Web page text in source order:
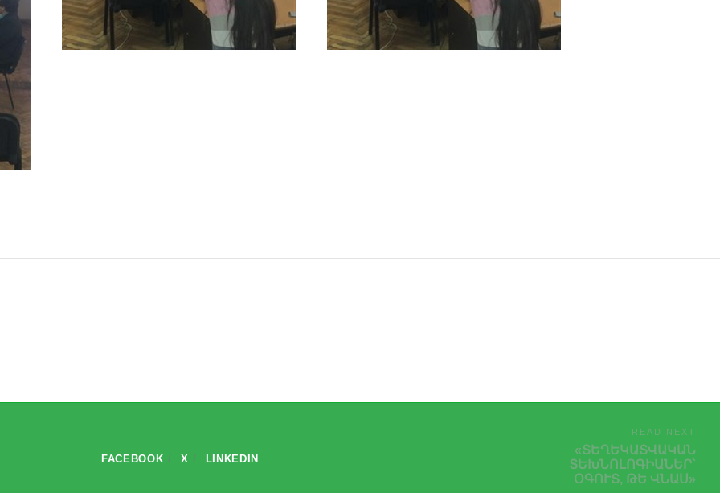
FACEBOOK X LINKEDIN
READ NEXT
«ՏԵՂԵԿԱՏՎԱԿԱՆ
ՏԵԽՆՈԼՈԳԻԱՆԵՐ`
ՕԳՈՒՏ, ԹԵ ՎՆԱՍ»